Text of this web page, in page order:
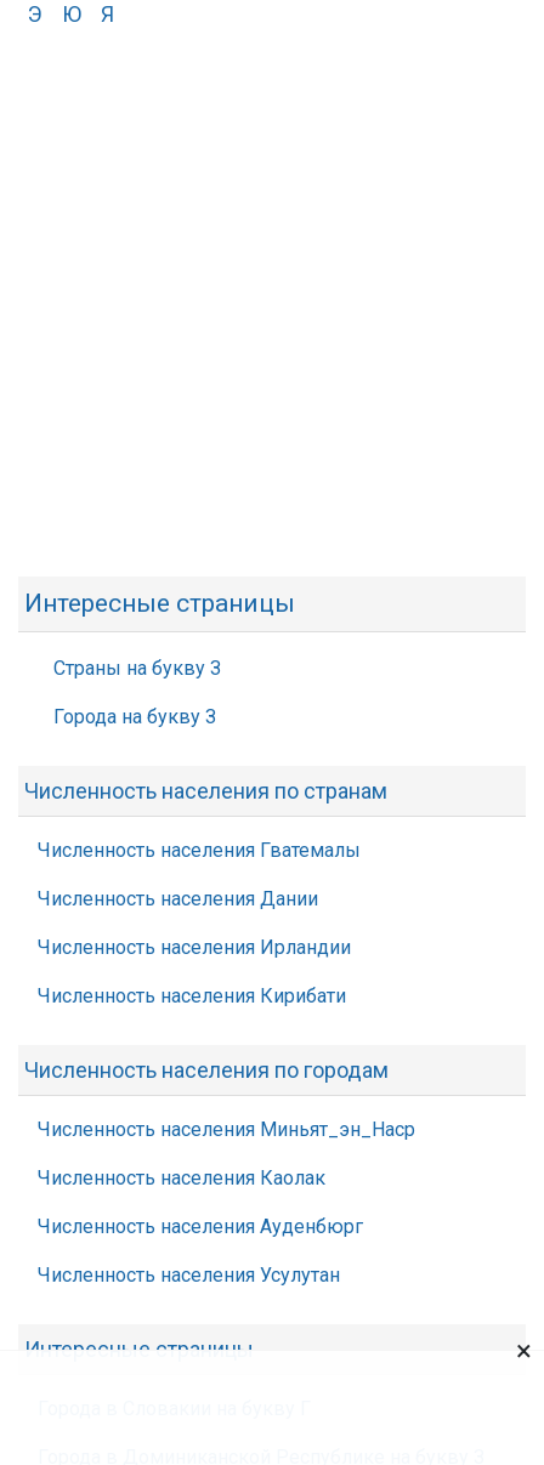
Э
Ю Я
Интересные страницы
Страны на букву З
Города на букву З
Численность населения по странам
Численность населения Гватемалы
Численность населения Дании
Численность населения Ирландии
Численность населения Кирибати
Численность населения по городам
Численность населения Миньят_эн_Наср
Численность населения Каолак
Численность населения Ауденбюрг
Численность населения Усулутан
Интересные страницы ×